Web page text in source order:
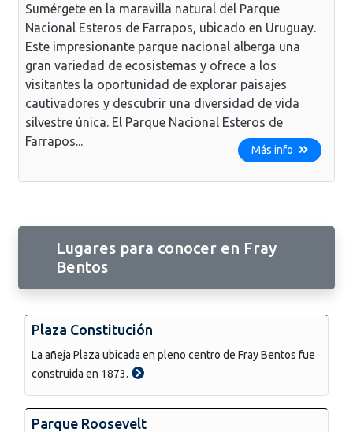
Sumérgete en la maravilla natural del Parque
Nacional Esteros de Farrapos, ubicado en Uruguay.
Este impresionante parque nacional alberga una
gran variedad de ecosistemas y ofrece a los
visitantes la oportunidad de explorar paisajes
cautivadores y descubrir una diversidad de vida
silvestre única. El Parque Nacional Esteros de
Farrapos...
Más info
Lugares para conocer en Fray
Bentos
Plaza Constitución
La añeja Plaza ubicada en pleno centro de Fray Bentos fue
construida en 1873.
Parque Roosevelt